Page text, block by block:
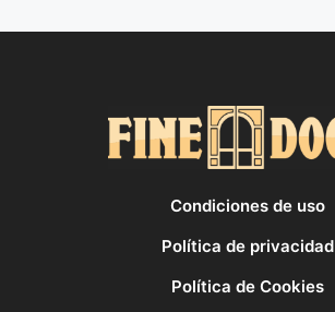
Condiciones de uso
Política de privacidad
Política de Cookies